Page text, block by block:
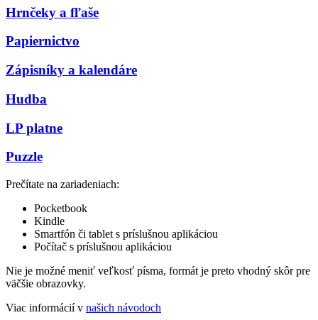
Hrnčeky a fľaše
Papiernictvo
Zápisníky a kalendáre
Hudba
LP platne
Puzzle
Prečítate na zariadeniach:
Pocketbook
Kindle
Smartfón či tablet s príslušnou aplikáciou
Počítač s príslušnou aplikáciou
Nie je možné meniť veľkosť písma, formát je preto vhodný skôr pre
väčšie obrazovky.
Viac informácií v našich návodoch